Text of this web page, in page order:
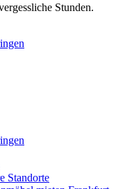
Stunden.
Standorte